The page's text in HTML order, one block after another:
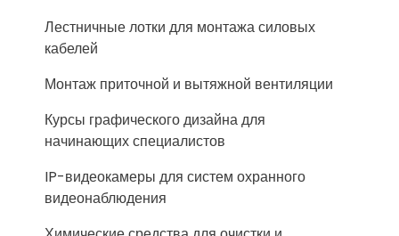
Лестничные лотки для монтажа силовых
кабелей
Монтаж приточной и вытяжной вентиляции
Курсы графического дизайна для
начинающих специалистов
IP-видеокамеры для систем охранного
видеонаблюдения